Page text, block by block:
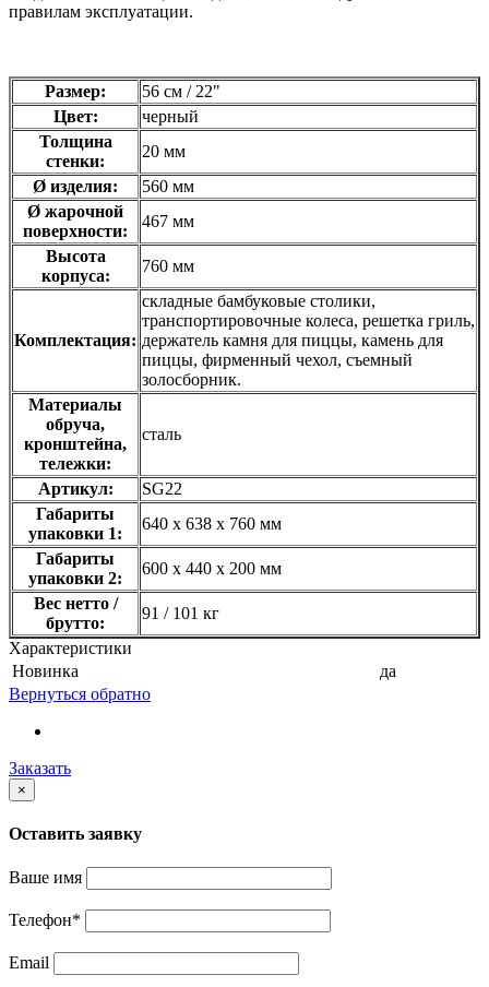
правилам эксплуатации.
Размер:
56 см / 22"
Цвет:
черный
Толщина
стенки:
20 мм
Ø изделия:
560 мм
Ø жарочной
поверхности:
467 мм
Высота
корпуса:
760 мм
Комплектация:
складные бамбуковые столики,
транспортировочные колеса, решетка гриль,
держатель камня для пиццы, камень для
пиццы, фирменный чехол, съемный
золосборник.
Материалы
обруча,
кронштейна,
тележки:
сталь
Артикул:
SG22
Габариты
упаковки 1:
640 x 638 x 760 мм
Габариты
упаковки 2:
600 x 440 x 200 мм
Вес нетто /
брутто:
91 / 101 кг
Характеристики
Новинка
да
Вернуться обратно
Заказать
×
Оставить заявку
Ваше имя
Телефон*
Email